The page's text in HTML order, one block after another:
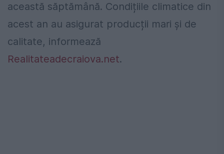
această săptămână. Condițiile climatice din
acest an au asigurat producții mari și de
calitate, informează
Realitateadecraiova.net.